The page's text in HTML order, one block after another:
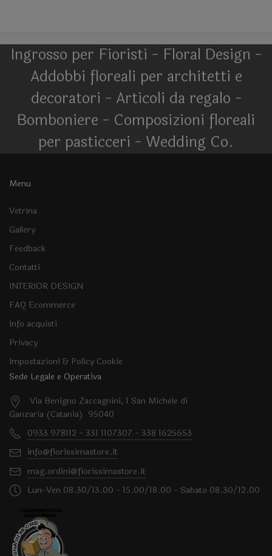
Ingrosso per Fioristi - Floral Design -
Addobbi floreali per architetti e
decoratori - Articoli da regalo -
Bomboniere - Composizioni floreali
per pasticceri - Wedding Co.
Menu
Vetrina
Gallery
Feedback
Contatti
INTERIOR DESIGN
FAQ Ecommerce
Info acquisti
Privacy
Impostazioni & Policy Cookie
Sede Legale e Operativa
Via Benigno Zaccagnini, 1 San Michele di
Ganzaria (Catania) 95040
0933 978112 - 331 1107307 - 338 1625653
info@fiorissimastore.it
mag.ordini@fiorissimastore.it
Lun-Ven 08.30/13.00 - 15.00/18.00 - Sabato 08.30/12.00